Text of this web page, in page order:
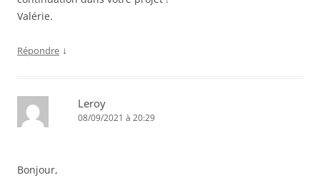
Valérie.
Répondre ↓
Leroy
08/09/2021 à 20:29
Bonjour,